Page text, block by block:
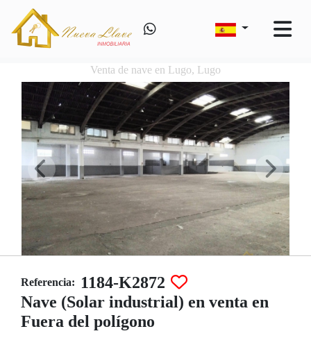
Venta de nave en Lugo, Lugo
Referencia:
1184-K2872
Nave (Solar industrial) en venta en
Fuera del polígono